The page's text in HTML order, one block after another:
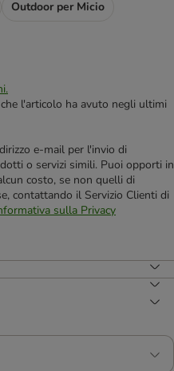
Outdoor per Micio
l'articolo ha avuto negli ultimi
e-mail per l'invio di
o servizi simili. Puoi opporti in
costo, se non quelli di
contattando il Servizio Clienti di
sulla Privacy